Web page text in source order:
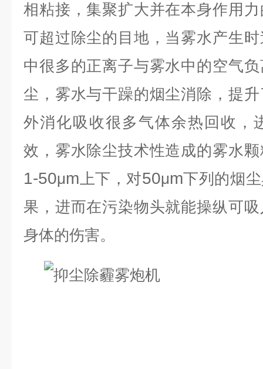
相粘接，集聚扩大并在本身作用
可超过除尘的目地，当雾水产生
中很多的正离子与雾水中的空气
尘，雾水与干躁的烟尘消除，提
外消化吸收很多气体余热回收，
效，雾水除尘技术性造成的雾水
1-50μm上下，对50μm下列的烟
果，进而在污染物头就能操纵可
身体的伤害。